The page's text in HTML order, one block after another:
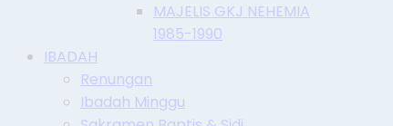
MAJELIS GKJ NEHEMIA
1985-1990
IBADAH
Renungan
Ibadah Minggu